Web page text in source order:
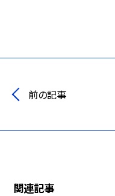
前の記事
関連記事